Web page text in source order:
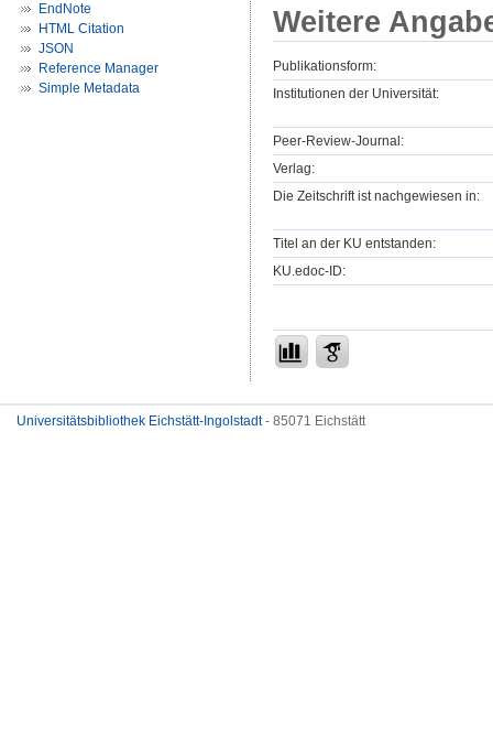
EndNote
HTML Citation
JSON
Reference Manager
Simple Metadata
Weitere
Publikationsform:
Institutionen der Universität:
Peer-Review-Journal:
Verlag:
Die Zeitschrift ist nachgewiesen in:
Titel an der KU entstanden:
KU.edoc-ID:
Universitätsbibliothek Eichstätt-Ingolstadt- 85071 Eichstätt